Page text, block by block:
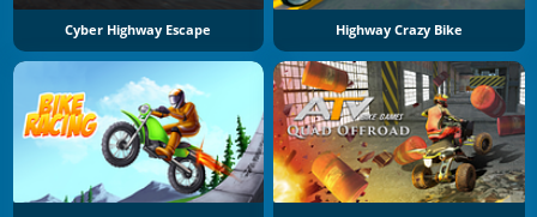
Cyber Highway Escape Highway Crazy Bike